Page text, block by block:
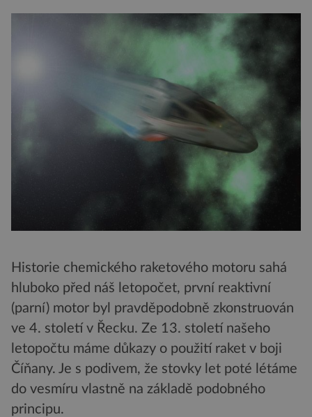
Historie chemického raketového motoru sahá
hluboko před náš letopočet, první reaktivní
(parní) motor byl pravděpodobně zkonstruován
ve 4. století v Řecku. Ze 13. století našeho
letopočtu máme důkazy o použití raket v boji
Číňany. Je s podivem, že stovky let poté létáme
do vesmíru vlastně na základě podobného
principu.